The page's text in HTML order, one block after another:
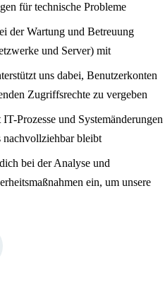
für technische Probleme
der Wartung und Betreuung
und Server) mit
uns dabei, Benutzerkonten
Zugriffsrechte zu vergeben
Prozesse und Systemänderungen
bleibt
bei der Analyse und
ein, um unsere